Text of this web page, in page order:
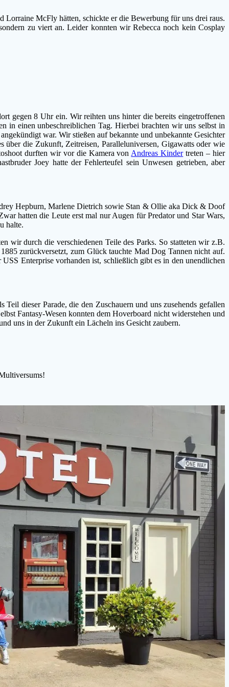
Lorraine McFly hätten, schickte er die Bewerbung für uns drei raus.
zu viert an. Leider konnten wir Rebecca noch kein Cosplay
gegen 8 Uhr ein. Wir reihten uns hinter die bereits eingetroffenen
in einen unbeschreiblichen Tag. Hierbei brachten wir uns selbst in
war. Wir stießen auf bekannte und unbekannte Gesichter
über die Zukunft, Zeitreisen, Paralleluniversen, Gigawatts oder wie
durften wir vor die Kamera von Andreas Kindertreten – hier
Joey hatte der Fehlerteufel sein Unwesen getrieben, aber
Hepburn, Marlene Dietrich sowie Stan & Ollie aka Dick & Doof
hatten die Leute erst mal nur Augen für Predator und Star Wars,
halte.
wir durch die verschiedenen Teile des Parks. So statteten wir z.B.
zurückversetzt, zum Glück tauchte Mad Dog Tannen nicht auf.
Enterprise vorhanden ist, schließlich gibt es in den unendlichen
dieser Parade, die den Zuschauern und uns zusehends gefallen
Fantasy-Wesen konnten dem Hoverboard nicht widerstehen und
uns in der Zukunft ein Lächeln ins Gesicht zaubern.